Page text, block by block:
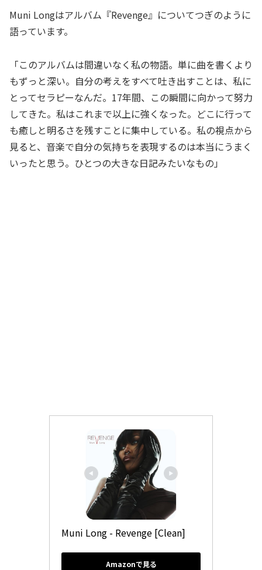
Muni Longはアルバム『Revenge』についてつぎのように
語っています。
「このアルバムは間違いなく私の物語。単に曲を書くより
もずっと深い。自分の考えをすべて吐き出すことは、私に
とってセラピーなんだ。17年間、この瞬間に向かって努力
してきた。私はこれまで以上に強くなった。どこに行って
も癒しと明るさを残すことに集中している。私の視点から
見ると、音楽で自分の気持ちを表現するのは本当にうまく
いったと思う。ひとつの大きな日記みたいなもの」
Muni Long - Revenge [Clean]
Amazonで見る